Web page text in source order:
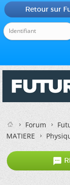
Retour sur
Forum
MATIERE
